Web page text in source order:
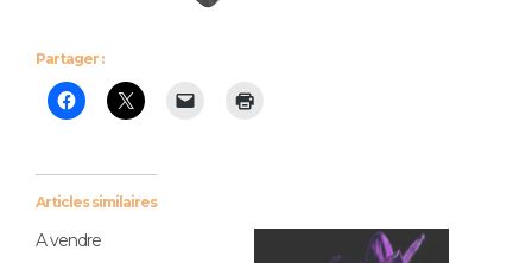
Partager :
Articles similaires
A vendre